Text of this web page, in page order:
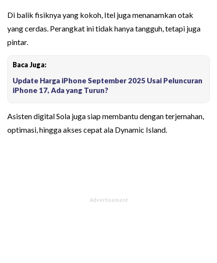
Di balik fisiknya yang kokoh, Itel juga menanamkan otak
yang cerdas. Perangkat ini tidak hanya tangguh, tetapi juga
pintar.
Baca Juga:
Update Harga iPhone September 2025 Usai Peluncuran
iPhone 17, Ada yang Turun?
Asisten digital Sola juga siap membantu dengan terjemahan,
optimasi, hingga akses cepat ala Dynamic Island.